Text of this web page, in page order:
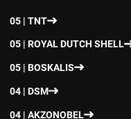
05 | TNT
05 | ROYAL DUTCH SHELL
05 | BOSKALIS
04 | DSM
04 | AKZONOBEL